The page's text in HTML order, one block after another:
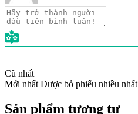
Cũ nhất
Mới nhất Được bỏ phiếu nhiều nhất
Sản phẩm tương tự